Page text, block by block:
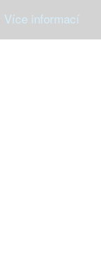
Více informací